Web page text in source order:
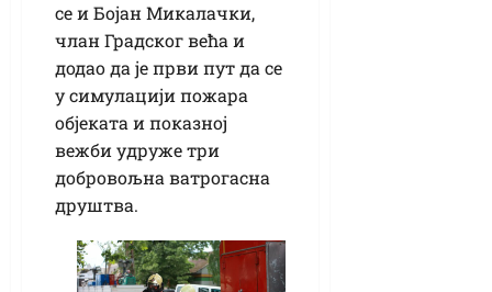
се и Бојан Микалачки,
члан Градског већа и
додао да је први пут да се
у симулацији пожара
објеката и показној
вежби удруже три
добровољна ватрогасна
друштва.